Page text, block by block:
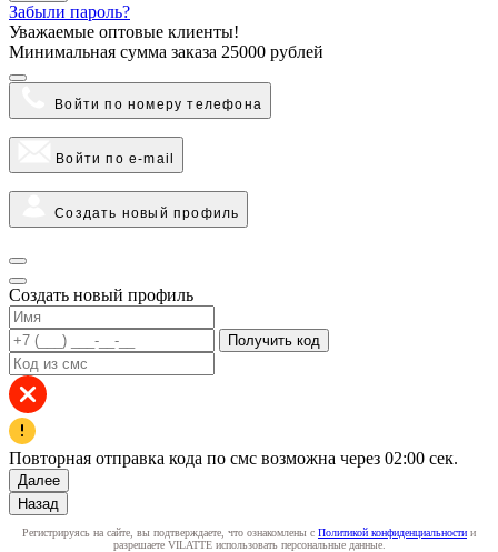
Забыли пароль?
Уважаемые оптовые клиенты!
Минимальная сумма заказа 25000 рублей
Войти по номеру телефона
Войти по e-mail
Создать новый профиль
Создать новый профиль
Получить код
Повторная отправка кода по смс возможна через 02:00 сек.
Далее
Назад
Регистрируясь на сайте, вы подтверждаете, что ознакомлены с Политикой конфиденциальности и
разрешаете VILATTE использовать персональные данные.